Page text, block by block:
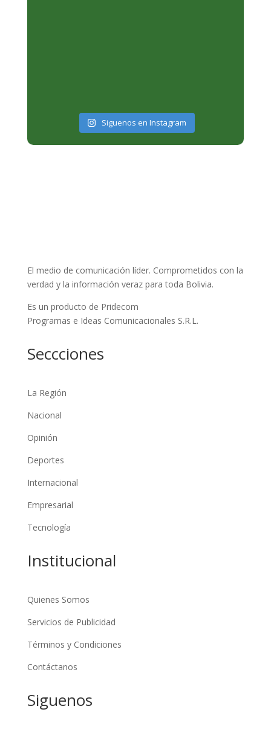
Siguenos en Instagram
El medio de comunicación líder. Comprometidos con la
verdad y la información veraz para toda Bolivia.
Es un producto de Pridecom
Programas e Ideas Comunicacionales S.R.L.
Seccciones
La Región
Nacional
Opinión
Deportes
Internacional
Empresarial
Tecnología
Institucional
Quienes Somos
Servicios de Publicidad
Términos y Condiciones
Contáctanos
Siguenos